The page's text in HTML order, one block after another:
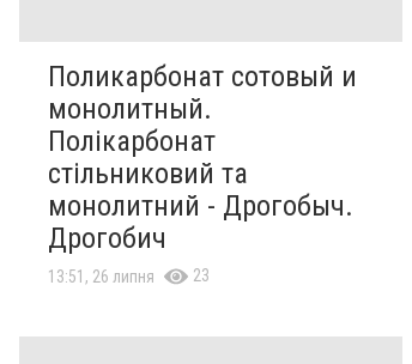
Поликарбонат сотовый и
монолитный.
Полікарбонат
стільниковий та
монолитний - Дрогобыч.
Дрогобич
13:51, 26 липня 23